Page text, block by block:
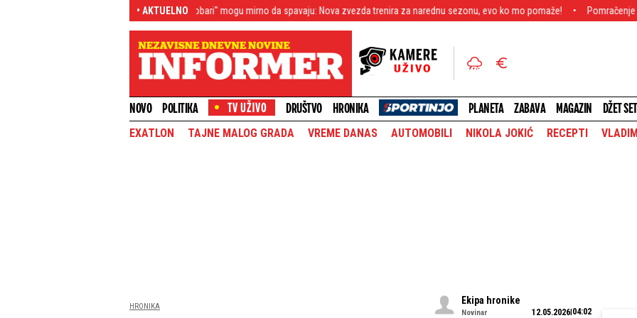
• AKTUELNO
"Grobari" mogu mirno da spavaju: Nova zvezda trenira za narednu sezonu, evo ko mo pomaže! Pomračenje uma i totalna
NOVO POLITIKA DRUŠTVO HRONIKA PLANETA ZABAVA MAGAZIN DŽET SET
EXATLON TAJNE MALOG GRADA VREME DANAS AUTOMOBILI NIKOLA JOKIĆ RECEPTI
HRONIKA
Ekipa hronike
Novinar 12.05.2026 04:02